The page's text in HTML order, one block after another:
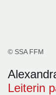
© SSA FFM
Leiterin